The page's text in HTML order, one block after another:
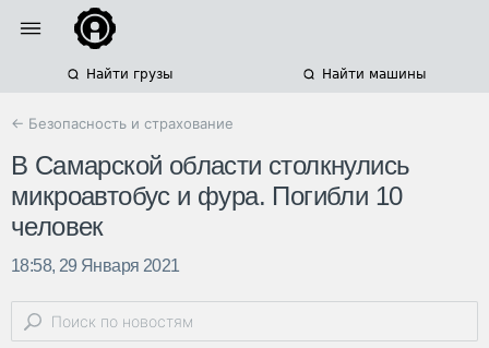
Найти грузы Найти машины
← Безопасность и страхование
В Самарской области столкнулись
микроавтобус и фура. Погибли 10
человек
18:58, 29 Января 2021